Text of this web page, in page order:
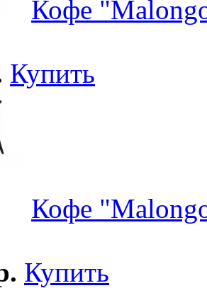
Кофе
Купить
Кофе
Купить